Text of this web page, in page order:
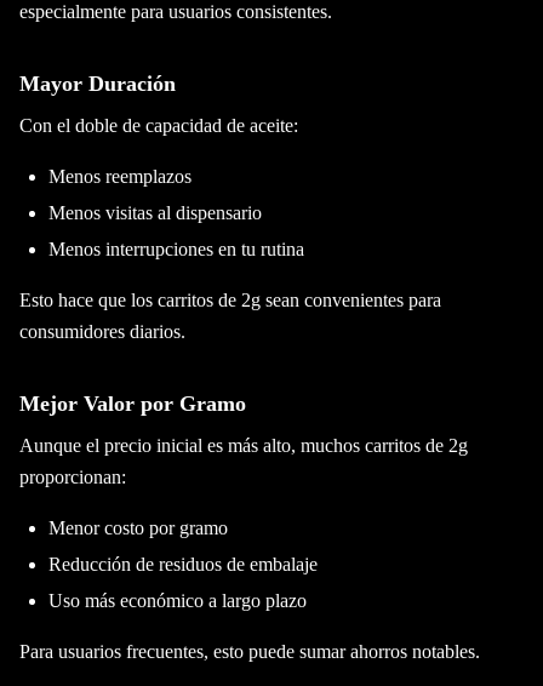
especialmente para usuarios consistentes.
Mayor Duración
Con el doble de capacidad de aceite:
Menos reemplazos
Menos visitas al dispensario
Menos interrupciones en tu rutina
Esto hace que los carritos de 2g sean convenientes para
consumidores diarios.
Mejor Valor por Gramo
Aunque el precio inicial es más alto, muchos carritos de 2g
proporcionan:
Menor costo por gramo
Reducción de residuos de embalaje
Uso más económico a largo plazo
Para usuarios frecuentes, esto puede sumar ahorros notables.